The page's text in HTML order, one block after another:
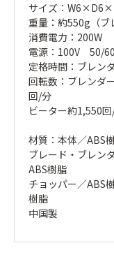
サイズ：
重量：約550g（ブ
消費電力：200W
電源：100V 50/
定格時間：ブレン
回転数：ブレンダ
回/分
ビーター約1,550回
材質：本体／ABS
ブレード・ブレン
ABS樹脂
チョッパー／ABS
樹脂
中国製